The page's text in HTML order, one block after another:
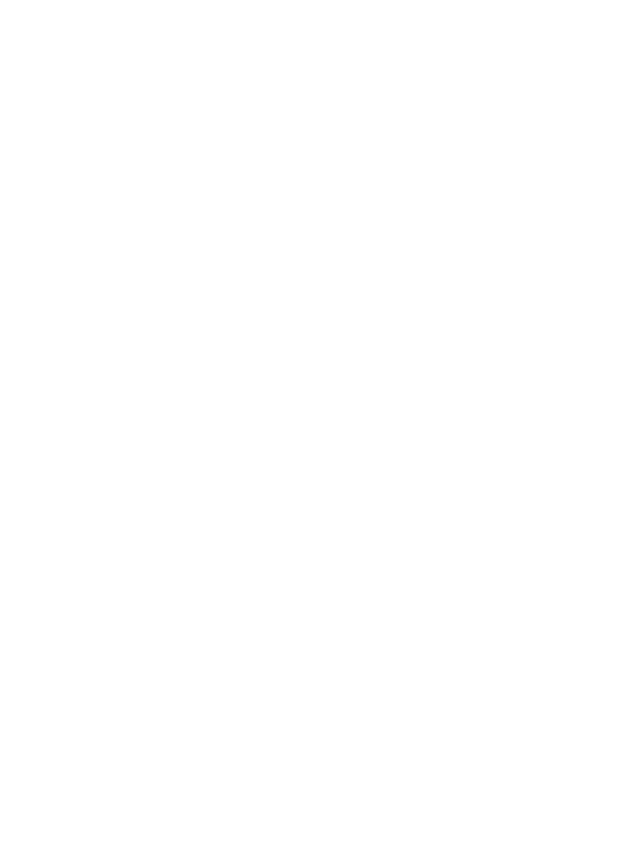
peuvent aujourd'hui diagnostiquer ces femmes "à
Normalement, le col de l'utérus est allongé et joue le rôle
Mais, quand le col se raccourcit trop précocement, parfois
prématurément raccourci est une sonnette d'alarme. Les
mettre au repos.
la conséquence de l'effet in utero d'un médicament donné
avant l'heure. Cela arrive chez les femmes ayant déjà eu un
une ou plusieurs fausses couches au deuxième trimestre de